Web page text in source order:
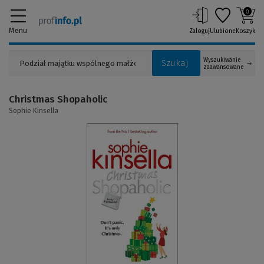
Menu
Szukaj
Wyszukiwanie
zaawansowane
ZalogujUlubione
0
Koszyk
Christmas Shopaholic
Sophie Kinsella